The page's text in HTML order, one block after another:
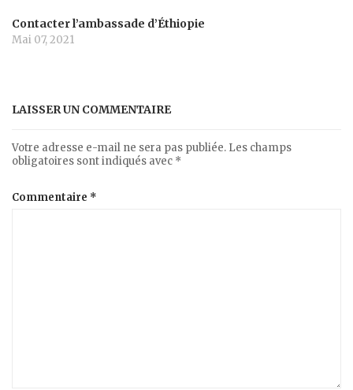
Contacter l’ambassade d’Éthiopie
Mai 07, 2021
LAISSER UN COMMENTAIRE
Votre adresse e-mail ne sera pas publiée. Les champs
obligatoires sont indiqués avec *
Commentaire *